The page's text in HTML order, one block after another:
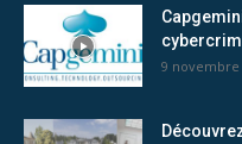
9 novembre